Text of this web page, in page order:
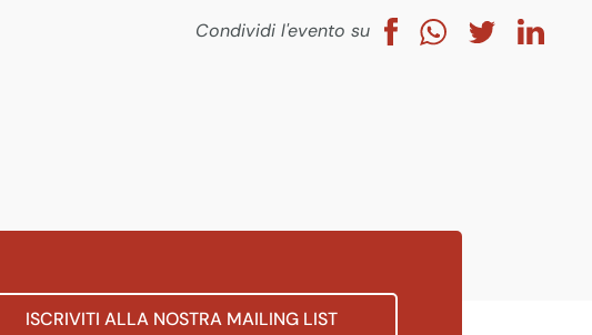
Condividi l'evento su
ISCRIVITI ALLA NOSTRA MAILING LIST